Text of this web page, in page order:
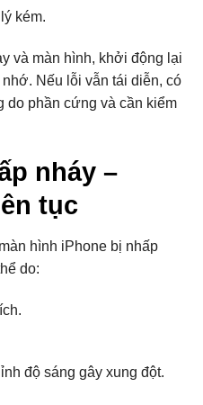
kém.
và màn hình, khởi động lại
Nếu lỗi vẫn tái diễn, có
do phần cứng và cần kiểm
nháy –
tục
hình iPhone bị nhấp
do:
độ sáng gây xung đột.